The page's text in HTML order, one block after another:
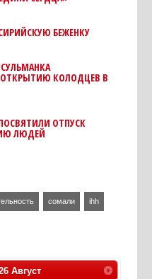
БЕЖЕНКУ
КОЛОДЦЕВ В
ОТПУСК
ЛЮДЕЙ
сомали ihh
Август